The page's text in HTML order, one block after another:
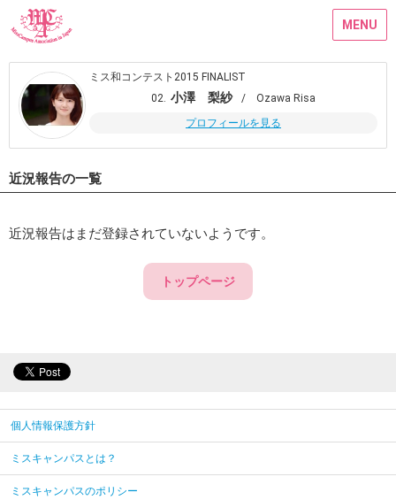
MENU
ミス和コンテスト2015 FINALIST
02. 小澤 梨紗
/ Ozawa Risa
プロフィールを見る
近況報告の一覧
近況報告はまだ登録されていないようです。
トップページ
個人情報保護方針
ミスキャンパスとは？
ミスキャンパスのポリシー